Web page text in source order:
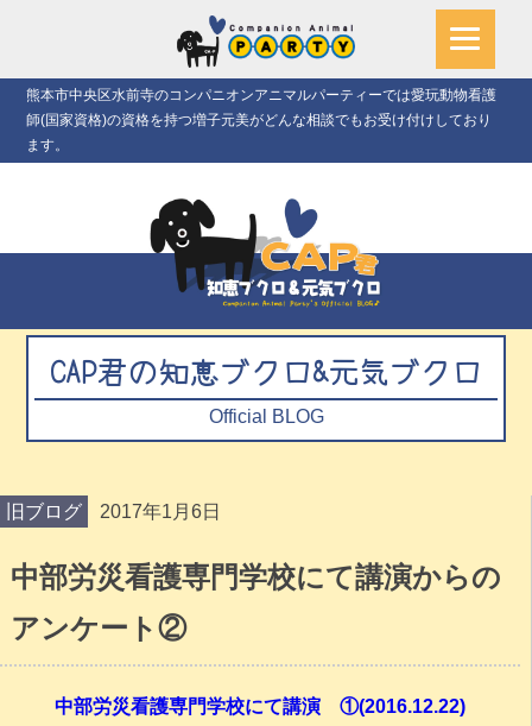
熊本市中央区水前寺のコンパニオンアニマルパーティーでは愛玩動物看護
師(国家資格)の資格を持つ増子元美がどんな相談でもお受け付けしており
ます。
CAP君の知恵ブクロ&元気ブクロ
Official BLOG
旧ブログ 2017年1月6日
中部労災看護専門学校にて講演からの
アンケート②
中部労災看護専門学校にて講演 ①(2016.12.22)